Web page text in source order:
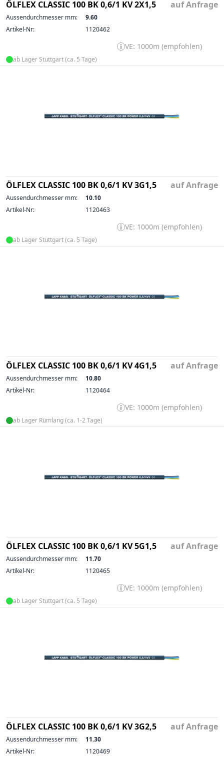
ÖLFLEX CLASSIC 100 BK 0,6/1 KV 2X1,5 auf Anfrage
Aussendurchmesser mm:
9.60
Artikel-Nr:
1120462
VE: 1000m (empfohlen)
ab Lager Stuttgart (ca. 5 Tage)
ÖLFLEX CLASSIC 100 BK 0,6/1 KV 3G1,5 auf Anfrage
Aussendurchmesser mm:
10.10
Artikel-Nr:
1120463
VE: 1000m (empfohlen)
ab Lager Stuttgart (ca. 5 Tage)
ÖLFLEX CLASSIC 100 BK 0,6/1 KV 4G1,5 auf Anfrage
Aussendurchmesser mm:
10.80
Artikel-Nr:
1120464
VE: 1000m (empfohlen)
ab Lager Rümlang (ca. 1-2 Tage)
ÖLFLEX CLASSIC 100 BK 0,6/1 KV 5G1,5 auf Anfrage
Aussendurchmesser mm:
11.70
Artikel-Nr:
1120465
VE: 1000m (empfohlen)
ab Lager Stuttgart (ca. 5 Tage)
ÖLFLEX CLASSIC 100 BK 0,6/1 KV 3G2,5 auf Anfrage
Aussendurchmesser mm:
11.30
Artikel-Nr:
1120469